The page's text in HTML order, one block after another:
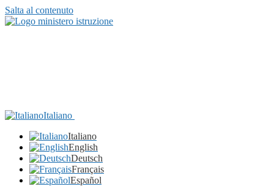
Salta al contenuto
Italiano
Italiano
English
Deutsch
Français
Español